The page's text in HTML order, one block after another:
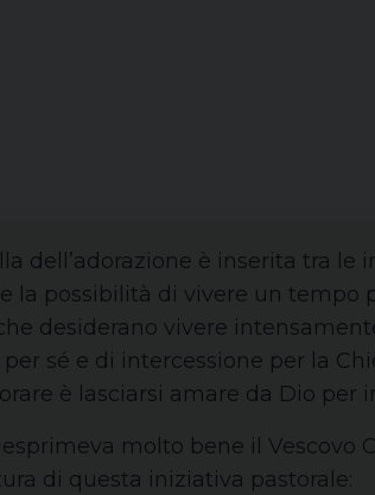
dell’adorazione è inserita tra le
la possibilità di vivere un tempo
desiderano vivere
per sé e di intercessione per la
è lasciarsi amare da Dio per
molto bene il Vescovo
di questa iniziativa pastorale: